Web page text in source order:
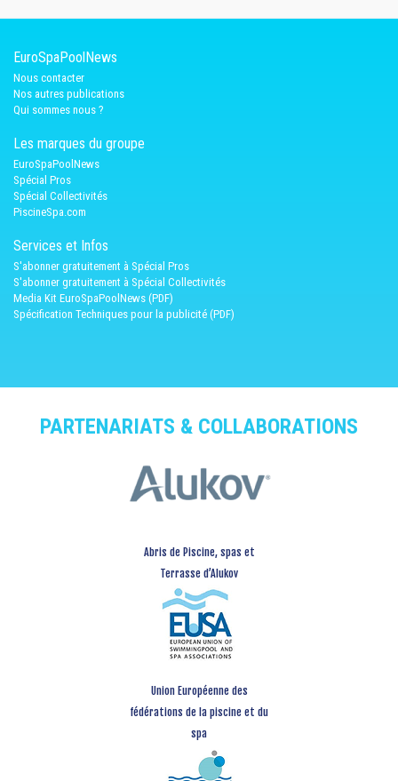
EuroSpaPoolNews
Nous contacter
Nos autres publications
Qui sommes nous ?
Les marques du groupe
EuroSpaPoolNews
Spécial Pros
Spécial Collectivités
PiscineSpa.com
Services et Infos
S'abonner gratuitement à Spécial Pros
S'abonner gratuitement à Spécial Collectivités
Media Kit EuroSpaPoolNews (PDF)
Spécification Techniques pour la publicité (PDF)
PARTENARIATS & COLLABORATIONS
Abris de Piscine, spas et
Terrasse d’Alukov
Union Européenne des
fédérations de la piscine et du
spa